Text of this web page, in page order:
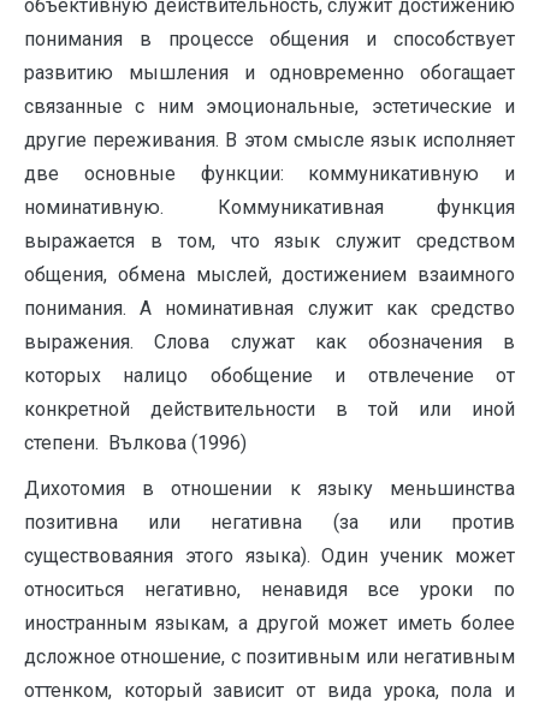
объективную действительность, служит достижению
понимания в процессе общения и способствует
развитию мышления и одновременно обогащает
связанные с ним эмоциональные, эстетические и
другие переживания. В этом смысле язык исполняет
две основные функции: коммуникативную и
номинативную. Коммуникативная функция
выражается в том, что язык служит средством
общения, обмена мыслей, достижением взаимного
понимания. А номинативная служит как средство
выражения. Слова служат как обозначения в
которых налицо обобщение и отвлечение от
конкретной действительности в той или иной
степени. Вълкова (1996)
Дихотомия в отношении к языку меньшинства
позитивна или негативна (за или против
существоваяния этого языка). Один ученик может
относиться негативно, ненавидя все уроки по
иностранным языкам, а другой может иметь более
дсложное отношение, с позитивным или негативным
оттенком, который зависит от вида урока, пола и